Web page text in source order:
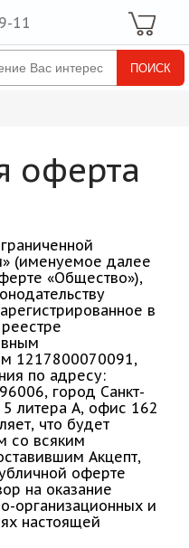
11 Ваша Корзина
оферта
(именуемое далее
«Общество»),
в
1217800070091,
по адресу:
город Санкт-
литера А, офис 162
что будет
со всяким
Акцепт,
оферте
на оказание
организационных и
настоящей